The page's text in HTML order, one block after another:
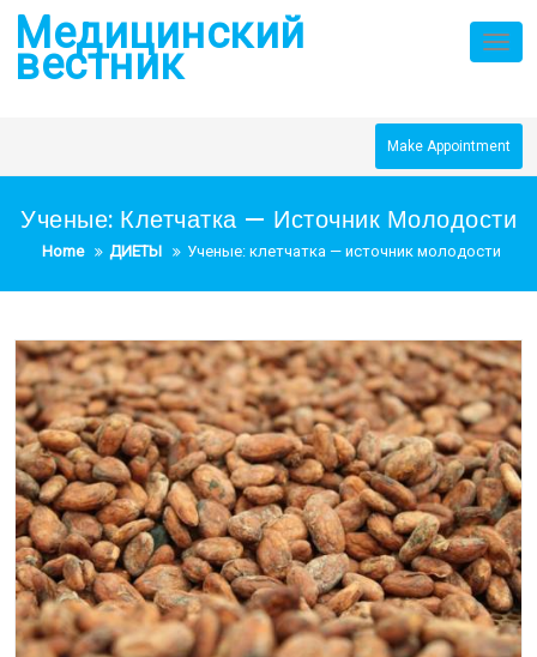
Skip
content
Медицинский
вестник
Make Appointment
Ученые: Клетчатка — Источник Молодости
Home ДИЕТЫ Ученые: клетчатка — источник молодости